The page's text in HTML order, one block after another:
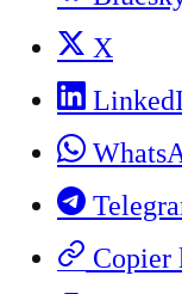
X
Copier